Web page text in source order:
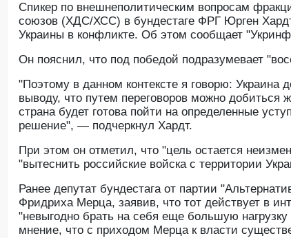
Спикер по внешнеполитическим вопросам
союзов (ХДС/ХСС) в бундестаге ФРГ Юрген
Украины в конфликте. Об этом сообщает
Он пояснил, что под победой подразумевает
"Поэтому в данном контексте я говорю: Украина
выводу, что путем переговоров можно добиться
страна будет готова пойти на определенные
решение", — подчеркнул Хардт.
При этом он отметил, что "цель остается
"вытеснить российские войска с территории
Ранее депутат бундестага от партии
Фридриха Мерца, заявив, что тот действует в
"невыгодно брать на себя еще большую
мнение, что с приходом Мерца к власти